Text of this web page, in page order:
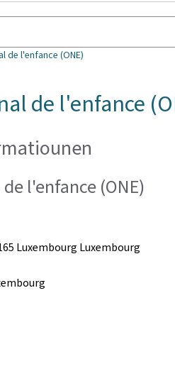
de l'enfance (ONE)
de l'enfance
l'enfance (ONE)
Luxembourg Luxembourg